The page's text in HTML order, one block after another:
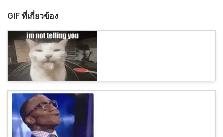
GIF ที่เกี่ยวข้อง